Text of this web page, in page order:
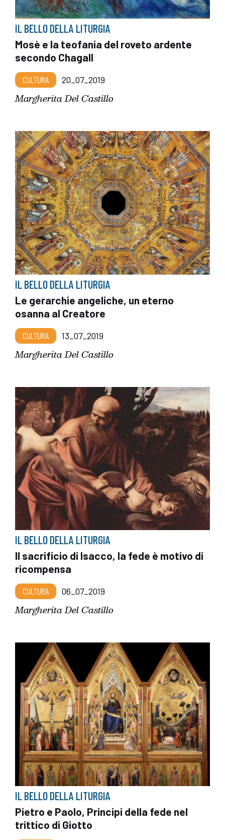
IL BELLO DELLA LITURGIA
Mosè e la teofania del roveto ardente
secondo Chagall
CULTURA 20_07_2019
Margherita Del Castillo
IL BELLO DELLA LITURGIA
Le gerarchie angeliche, un eterno
osanna al Creatore
CULTURA 13_07_2019
Margherita Del Castillo
IL BELLO DELLA LITURGIA
Il sacrificio di Isacco, la fede è motivo di
ricompensa
CULTURA 06_07_2019
Margherita Del Castillo
IL BELLO DELLA LITURGIA
Pietro e Paolo, Principi della fede nel
trittico di Giotto